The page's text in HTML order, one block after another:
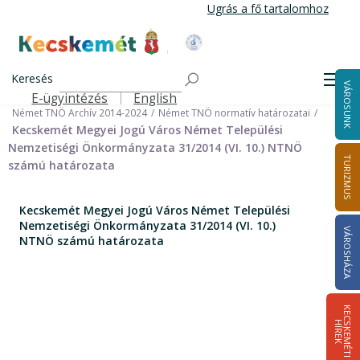
tartalomra
Ugrás a fő tartalomhoz
Kecskemét Város Honlapja
Keresés
Felső navigáció
E-ügyintézés English VÁROSUNK
TURIZMUS
VÁROSHÁZA
K
E
C
S
K
E
M
É
T
I
HÍ
R
E
K
Önkormányzat
Nemzetiségi Önkormányzatok
Német Települési Nemzetiségi Önkormányzat
Német TNÖ Archív 2014-2024
Német TNÖ normatív határozatai
Kecskemét Megyei Jogú Város Német Települési
Nemzetiségi Önkormányzata 31/2014 (VI. 10.) NTNÖ
számú határozata
Kecskemét Megyei Jogú Város Német Települési
Nemzetiségi Önkormányzata 31/2014 (VI. 10.)
NTNÖ számú határozata